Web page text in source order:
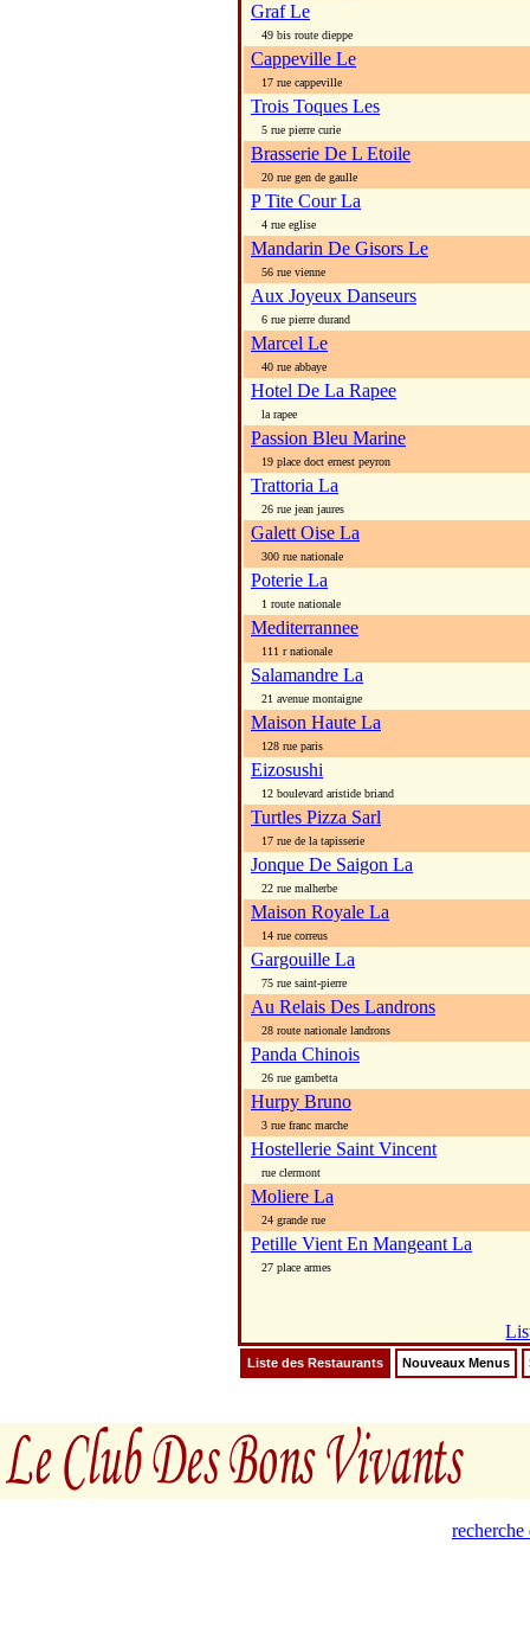
Graf Le
49 bis route dieppe
Cappeville Le
17 rue cappeville
Trois Toques Les
5 rue pierre curie
Brasserie De L Etoile
20 rue gen de gaulle
P Tite Cour La
4 rue eglise
Mandarin De Gisors Le
56 rue vienne
Aux Joyeux Danseurs
6 rue pierre durand
Marcel Le
40 rue abbaye
Hotel De La Rapee
la rapee
Passion Bleu Marine
19 place doct ernest peyron
Trattoria La
26 rue jean jaures
Galett Oise La
300 rue nationale
Poterie La
1 route nationale
Mediterrannee
111 r nationale
Salamandre La
21 avenue montaigne
Maison Haute La
128 rue paris
Eizosushi
12 boulevard aristide briand
Turtles Pizza Sarl
17 rue de la tapisserie
Jonque De Saigon La
22 rue malherbe
Maison Royale La
14 rue correus
Gargouille La
75 rue saint-pierre
Au Relais Des Landrons
28 route nationale landrons
Panda Chinois
26 rue gambetta
Hurpy Bruno
3 rue franc marche
Hostellerie Saint Vincent
rue clermont
Moliere La
24 grande rue
Petille Vient En Mangeant La
27 place armes
Liste des Restaurants Nouveaux Menus
recherche